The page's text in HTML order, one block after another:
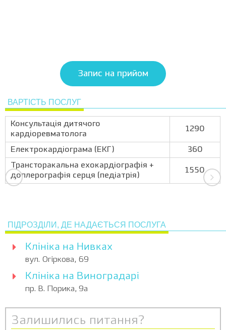
Запис на прийом
ВАРТІСТЬ ПОСЛУГ
Консультація дитячого
кардіоревматолога
1290
Електрокардіограма (ЕКГ)
360
Трансторакальна ехокардіографія +
доплерографія серця (педіатрія)
1550
ПІДРОЗДІЛИ, ДЕ НАДАЄТЬСЯ ПОСЛУГА
Клініка на Нивках
вул. Огіркова, 69
Клініка на Виноградарі
пр. В. Порика, 9а
Залишились питання?